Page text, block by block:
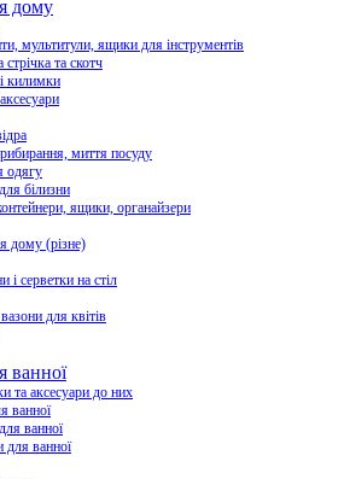
дому
мультитули, ящики для інструментів
стрічка та скотч
килимки
миття посуду
одягу
білизни
ящики, органайзери
дому (різне)
і серветки на стіл
для квітів
ванної
та аксесуари до них
ванної
ванної
для ванної